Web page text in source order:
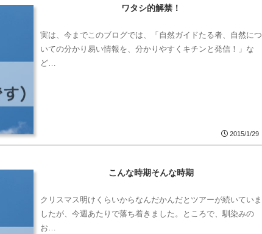
ワタシ的解禁！
実は、今までこのブログでは、「自然ガイドたる者、自然につ
いての分かり易い情報を、分かりやすくキチンと発信！」な
ど…
2015/1/29
こんな時期そんな時期
クリスマス明けくらいからなんだかんだとツアーが続いていま
したが、今週あたりで落ち着きました。ところで、馴染みの
お…